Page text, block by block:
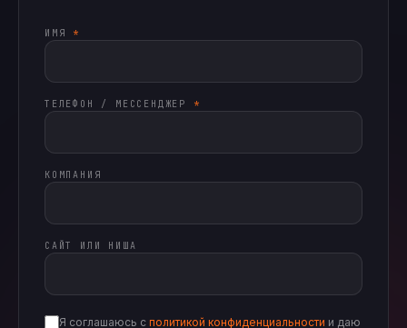
ИМЯ *
ТЕЛЕФОН / МЕССЕНДЖЕР *
КОМПАНИЯ
САЙТ ИЛИ НИША
Я соглашаюсь с политикой конфиденциальности и даю